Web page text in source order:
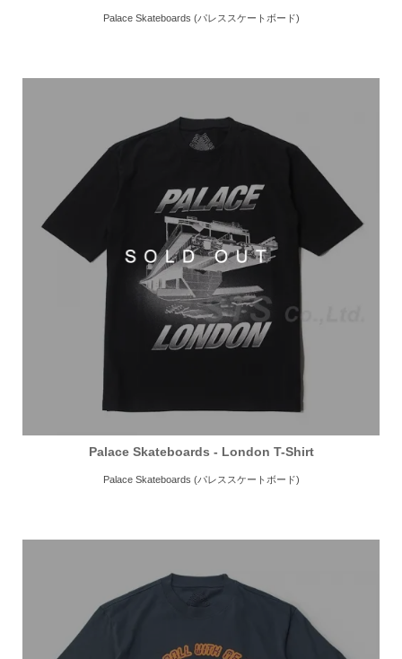
Palace Skateboards (パレススケートボード)
Palace Skateboards - London T-Shirt
Palace Skateboards (パレススケートボード)